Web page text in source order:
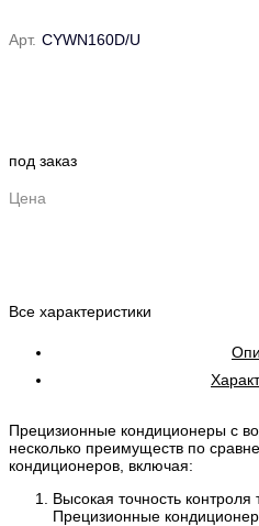
Арт. CYWN160D/U
под заказ
Цена
Все характеристики
Прецизионные кондиционеры с
несколько преимуществ по
кондиционеров, включая:
Высокая точность
Прецизионные